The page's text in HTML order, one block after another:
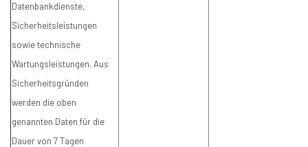
Datenbankdienste,
Sicherheitsleistungen
sowie technische
Wartungsleistungen. Aus
Sicherheitsgründen
werden die oben
genannten Daten für die
Dauer von 7 Tagen